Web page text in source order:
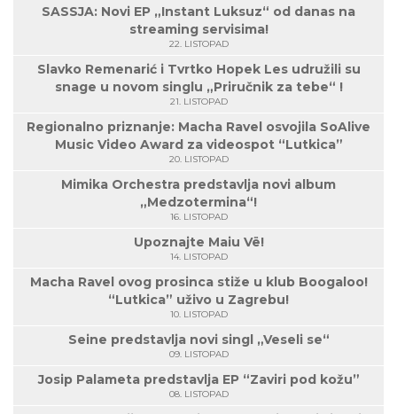
SASSJA: Novi EP „Instant Luksuz“ od danas na
streaming servisima!
22. LISTOPAD
Slavko Remenarić i Tvrtko Hopek Les udružili su
snage u novom singlu „Priručnik za tebe“ !
21. LISTOPAD
Regionalno priznanje: Macha Ravel osvojila SoAlive
Music Video Award za videospot “Lutkica”
20. LISTOPAD
Mimika Orchestra predstavlja novi album
„Medzotermina“!
16. LISTOPAD
Upoznajte Maiu Vë!
14. LISTOPAD
Macha Ravel ovog prosinca stiže u klub Boogaloo!
“Lutkica” uživo u Zagrebu!
10. LISTOPAD
Seine predstavlja novi singl „Veseli se“
09. LISTOPAD
Josip Palameta predstavlja EP “Zaviri pod kožu”
08. LISTOPAD